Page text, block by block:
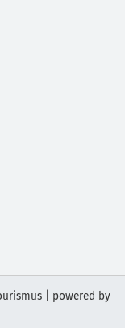
| powered by